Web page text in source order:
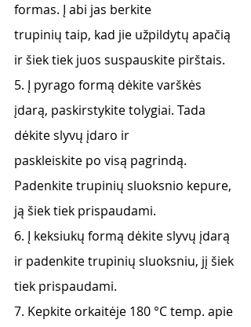
formas. Į abi jas berkite
trupinių taip, kad jie užpildytų apačią
ir šiek tiek juos suspauskite pirštais.
5. Į pyrago formą dėkite varškės
įdarą, paskirstykite tolygiai. Tada
dėkite slyvų įdaro ir
paskleiskite po visą pagrindą.
Padenkite trupinių sluoksnio kepure,
ją šiek tiek prispaudami.
6. Į keksiukų formą dėkite slyvų įdarą
ir padenkite trupinių sluoksniu, jį šiek
tiek prispaudami.
7. Kepkite orkaitėje 180 °C temp. apie